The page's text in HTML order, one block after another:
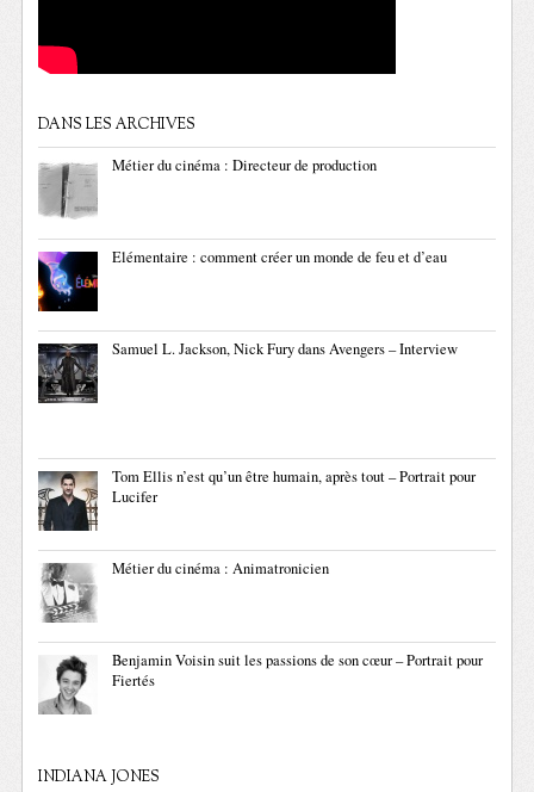
DANS LES ARCHIVES
Métier du cinéma : Directeur de production
Elémentaire : comment créer un monde de feu et d’eau
Samuel L. Jackson, Nick Fury dans Avengers – Interview
Tom Ellis n’est qu’un être humain, après tout – Portrait pour
Lucifer
Métier du cinéma : Animatronicien
Benjamin Voisin suit les passions de son cœur – Portrait pour
Fiertés
INDIANA JONES